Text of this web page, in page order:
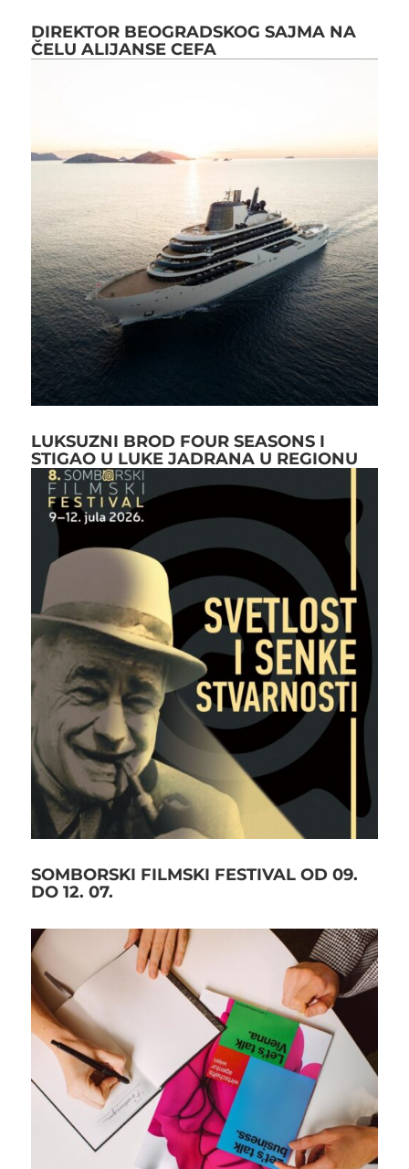
DIREKTOR BEOGRADSKOG SAJMA NA
ČELU ALIJANSE CEFA
LUKSUZNI BROD FOUR SEASONS I
STIGAO U LUKE JADRANA U REGIONU
SOMBORSKI FILMSKI FESTIVAL OD 09.
DO 12. 07.